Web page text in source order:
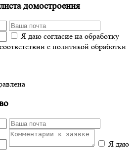
домостроения
Я даю согласие на обработку
с политикой обработки
Я даю